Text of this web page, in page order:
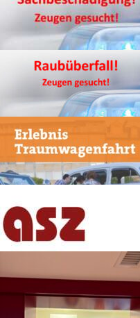
FB News
TEURE
GESUCHT!
FB News
ZWECK –
MELDEN!
FB News
IN DER
NEUER
IM